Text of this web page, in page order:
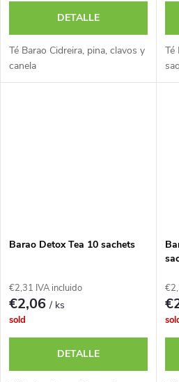
DETALLE
Té Barao Cidreira, pina, clavos y
canela
Té
Barao Detox Tea 10 sachets
€2,31 IVA incluido
€2,06/ ks
sold
DETALLE